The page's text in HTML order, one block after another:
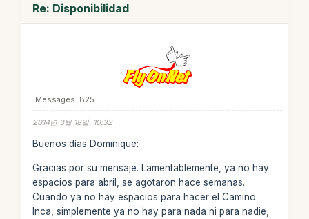
Re: Disponibilidad
Messages: 825
2014년 3월 18일, 10:32
Buenos días Dominique:
Gracias por su mensaje. Lamentablemente, ya no hay
espacios para abril, se agotaron hace semanas.
Cuando ya no hay espacios para hacer el Camino
Inca, simplemente ya no hay para nada ni para nadie,